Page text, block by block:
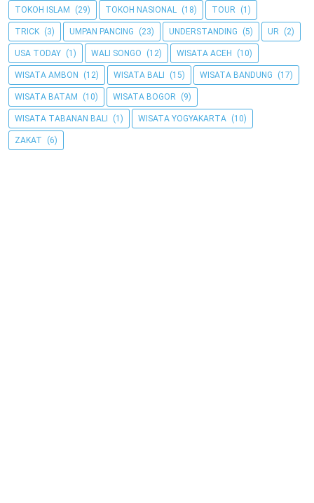
TOKOH ISLAM (29) TOKOH NASIONAL (18) TOUR (1)
TRICK (3) UMPAN PANCING (23) UNDERSTANDING (5) UR (2)
USA TODAY (1) WALI SONGO (12) WISATA ACEH (10)
WISATA AMBON (12) WISATA BALI (15) WISATA BANDUNG (17)
WISATA BATAM (10) WISATA BOGOR (9)
WISATA TABANAN BALI (1) WISATA YOGYAKARTA (10)
ZAKAT (6)